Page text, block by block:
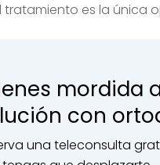
tratamiento es la única
mordida
con
una teleconsulta